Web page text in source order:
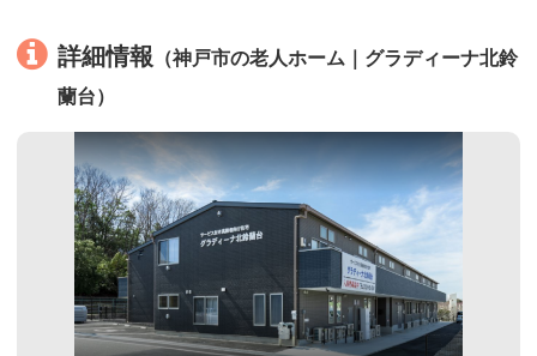
詳細情報 （神戸市の老人ホーム｜グラディーナ北鈴
蘭台）